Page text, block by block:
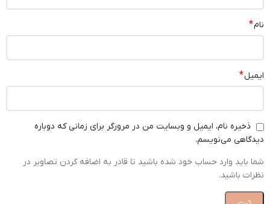
نام*
ایمیل*
ذخیره نام، ایمیل و وبسایت من در مرورگر برای زمانی که دوباره
دیدگاهی می‌نویسم.
شما باید وارد حساب خود شده باشید تا قادر به اضافه کردن تصاویر در
نظرات باشید.